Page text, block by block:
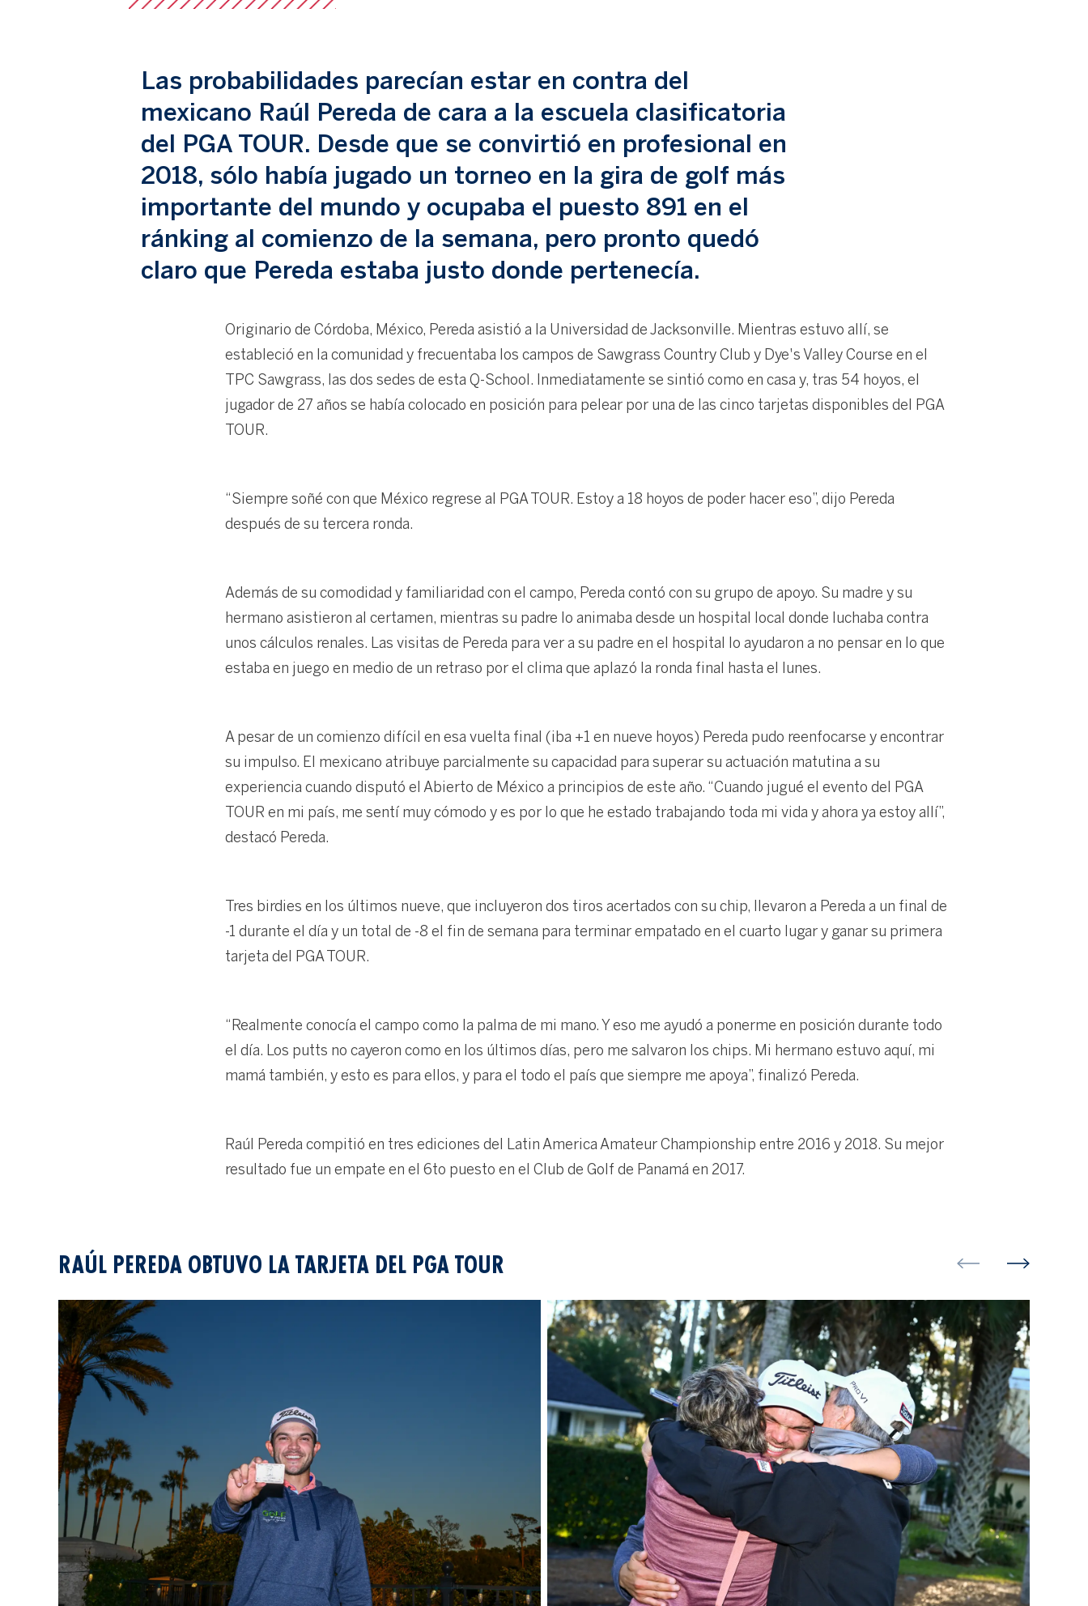
Las probabilidades parecían estar en contra del
mexicano Raúl Pereda de cara a la escuela clasificatoria
del PGA TOUR. Desde que se convirtió en profesional en
2018, sólo había jugado un torneo en la gira de golf más
importante del mundo y ocupaba el puesto 891 en el
ránking al comienzo de la semana, pero pronto quedó
claro que Pereda estaba justo donde pertenecía.
Originario de Córdoba, México, Pereda asistió a la Universidad de Jacksonville. Mientras estuvo allí, se
estableció en la comunidad y frecuentaba los campos de Sawgrass Country Club y Dye's Valley Course en el
TPC Sawgrass, las dos sedes de esta Q-School. Inmediatamente se sintió como en casa y, tras 54 hoyos, el
jugador de 27 años se había colocado en posición para pelear por una de las cinco tarjetas disponibles del PGA
TOUR.
“Siempre soñé con que México regrese al PGA TOUR. Estoy a 18 hoyos de poder hacer eso”, dijo Pereda
después de su tercera ronda.
Además de su comodidad y familiaridad con el campo, Pereda contó con su grupo de apoyo. Su madre y su
hermano asistieron al certamen, mientras su padre lo animaba desde un hospital local donde luchaba contra
unos cálculos renales. Las visitas de Pereda para ver a su padre en el hospital lo ayudaron a no pensar en lo que
estaba en juego en medio de un retraso por el clima que aplazó la ronda final hasta el lunes.
A pesar de un comienzo difícil en esa vuelta final (iba +1 en nueve hoyos) Pereda pudo reenfocarse y encontrar
su impulso. El mexicano atribuye parcialmente su capacidad para superar su actuación matutina a su
experiencia cuando disputó el Abierto de México a principios de este año. “Cuando jugué el evento del PGA
TOUR en mi país, me sentí muy cómodo y es por lo que he estado trabajando toda mi vida y ahora ya estoy allí”,
destacó Pereda.
Tres birdies en los últimos nueve, que incluyeron dos tiros acertados con su chip, llevaron a Pereda a un final de
-1 durante el día y un total de -8 el fin de semana para terminar empatado en el cuarto lugar y ganar su primera
tarjeta del PGA TOUR.
“Realmente conocía el campo como la palma de mi mano. Y eso me ayudó a ponerme en posición durante todo
el día. Los putts no cayeron como en los últimos días, pero me salvaron los chips. Mi hermano estuvo aquí, mi
mamá también, y esto es para ellos, y para el todo el país que siempre me apoya”, finalizó Pereda.
Raúl Pereda compitió en tres ediciones del Latin America Amateur Championship entre 2016 y 2018. Su mejor
resultado fue un empate en el 6to puesto en el Club de Golf de Panamá en 2017.
RAÚL PEREDA OBTUVO LA TARJETA DEL PGA TOUR